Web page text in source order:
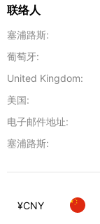
联络人
塞浦路斯:
葡萄牙:
United Kingdom:
美国:
电子邮件地址:
塞浦路斯:
¥CNY